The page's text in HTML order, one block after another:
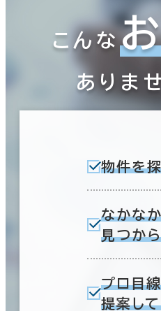
こんな
ありま
物件を
なかな
見つか
プロ目
提案し